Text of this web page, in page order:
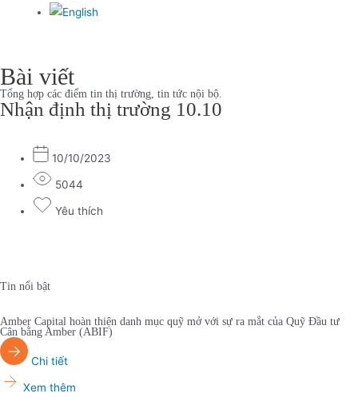
Bài viết
Tổng hợp các điểm tin thị trường, tin tức nội bộ.
Nhận định thị trường 10.10
10/10/2023
5044
Yêu thích
Tin nổi bật
Amber Capital hoàn thiện danh mục quỹ mở với sự ra mắt của Quỹ Đầu tư
Cân bằng Amber (ABIF)
Chi tiết
Xem thêm